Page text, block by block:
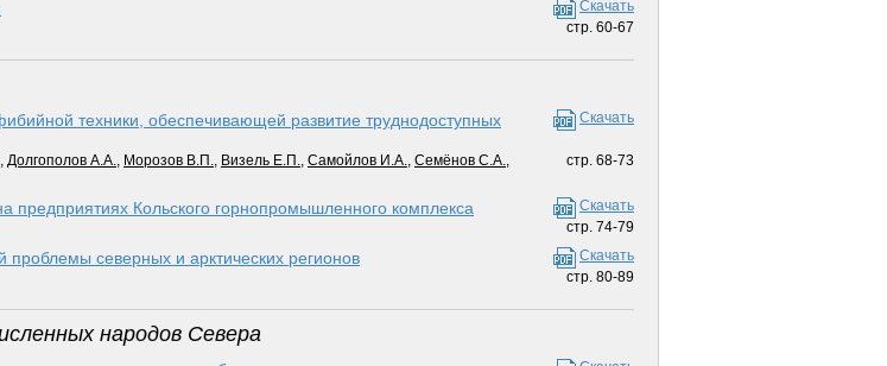
Скачать
стр. 60-67
Скачать
техники, обеспечивающей развитие труднодоступных
стр. 68-73
, Долгополов А.А., Морозов В.П., Визель Е.П., Самойлов И.А., Семёнов С.А.,
Скачать
предприятиях Кольского горнопромышленного комплекса
стр. 74-79
Скачать
северных и арктических регионов
стр. 80-89
народов Севера